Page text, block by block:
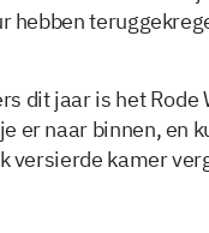
hebben
dit jaar is het Rode
er naar binnen, en
versierde kamer